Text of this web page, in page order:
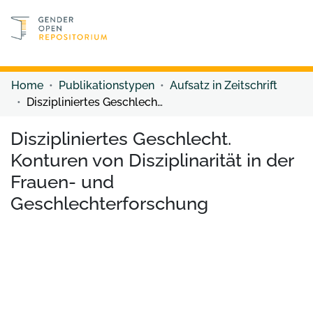
Discover content
Home Publikationstypen
Aufsatz in Zeitschrift
Diszipliniertes Geschlecht. Konturen von Disziplinarität in der Frauen- und Geschlechterforschung
Diszipliniertes Geschlecht.
Konturen von Disziplinarität in der
Frauen- und
Geschlechterforschung